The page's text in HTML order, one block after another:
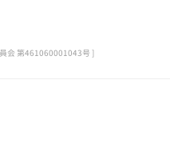
会 第461060001043号 ]